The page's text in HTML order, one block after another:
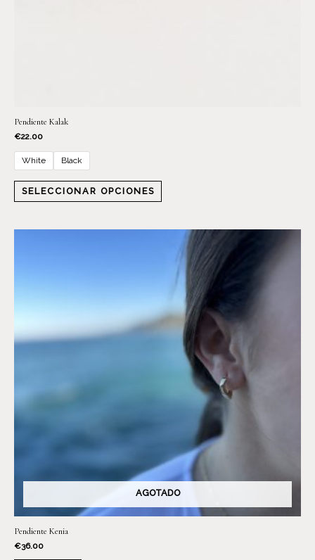
Pendiente Kalak
€22.00
White Black
SELECCIONAR OPCIONES
AGOTADO
Pendiente Kenia
€36.00